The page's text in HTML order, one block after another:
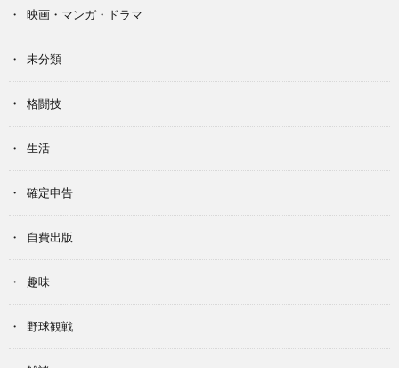
映画・マンガ・ドラマ
未分類
格闘技
生活
確定申告
自費出版
趣味
野球観戦